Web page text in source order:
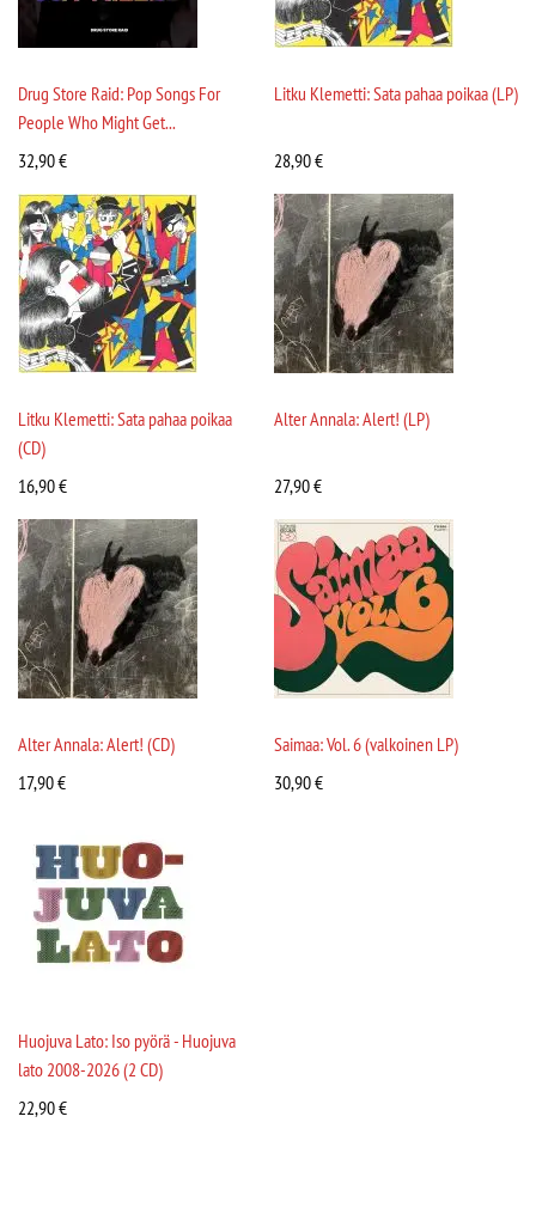
Drug Store Raid: Pop Songs For
People Who Might Get...
32,90€
Litku Klemetti: Sata pahaa poikaa (LP)
28,90€
Litku Klemetti: Sata pahaa poikaa
(CD)
16,90€
Alter Annala: Alert! (LP)
27,90€
Alter Annala: Alert! (CD)
17,90€
Saimaa: Vol. 6 (valkoinen LP)
30,90€
Huojuva Lato: Iso pyörä - Huojuva
lato 2008-2026 (2 CD)
22,90€